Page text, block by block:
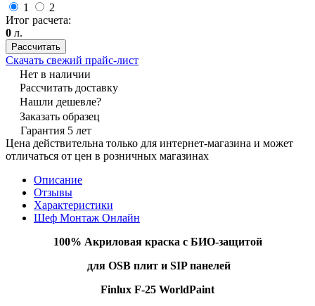
1
2
Итог расчета:
0 л.
Рассчитать
Скачать свежий прайс-лист
Нет в наличии
Рассчитать доставку
Нашли дешевле?
Заказать образец
Гарантия 5 лет
Цена действительна только для интернет-магазина и может
отличаться от цен в розничных магазинах
Описание
Отзывы
Характеристики
Шеф Монтаж Онлайн
100% Акриловая краска с БИО-защитой
для OSB плит и SIPпанелей
Finlux F-25 WorldPaint